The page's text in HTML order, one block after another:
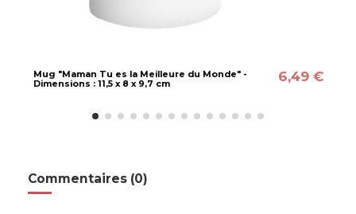
Mug "Maman Tu es la Meilleure du Monde" -
Dimensions : 11,5 x 8 x 9,7 cm
6,49 €
Commentaires (0)